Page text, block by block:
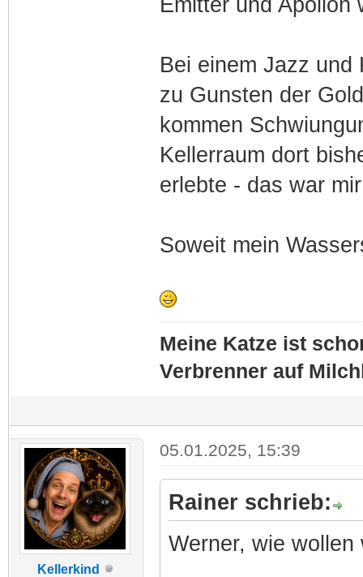
Bei einem Jazz und
zu Gunsten der
kommen
Kellerraum dort
erlebte - das war
Soweit mein
Meine Katze ist
Verbrenner auf
Kellerkind
05.01.2025, 15:39
Rainer schrieb:
Werner, wie